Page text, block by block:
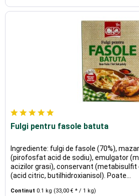
Fulgi pentru fasole batuta
Ingrediente: fulgi de fasole (70%),
(pirofosfat acid de sodiu), emulgator
acizilor grasi), conservant (metabisulfit
(acid citric, butilhidroxianisol). Poate...
Continut 0.1 kg (33,00 € * / 1 kg)